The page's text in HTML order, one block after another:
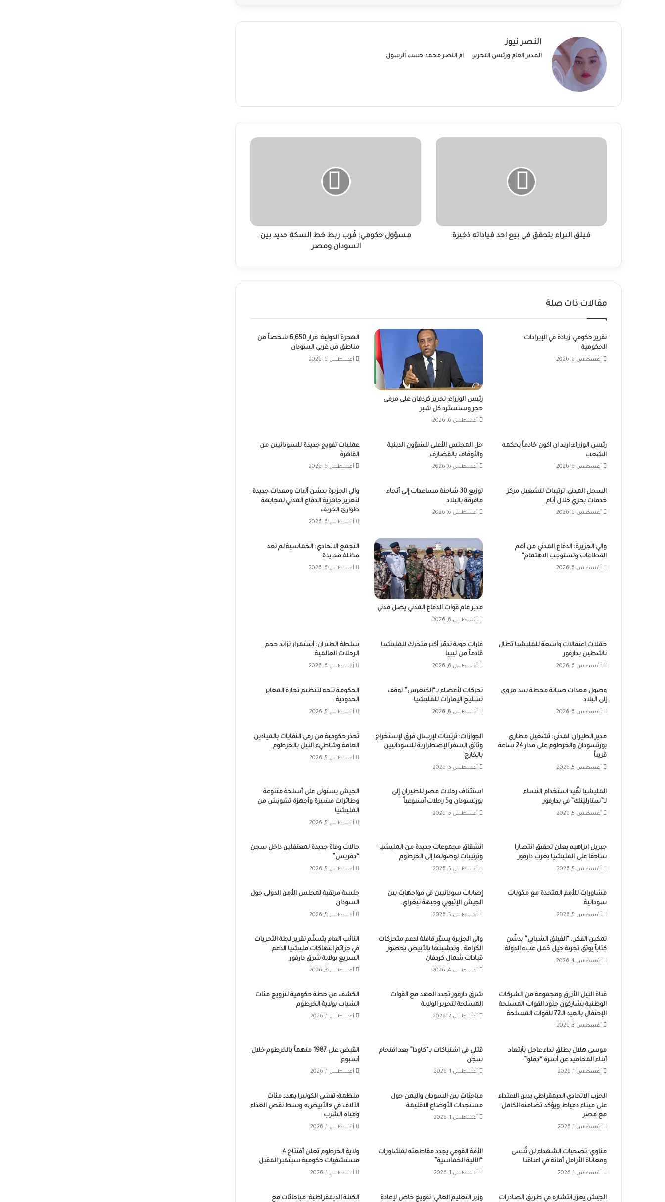
النصر نيوز
المدير العام ورئيس التحرير: ام النصر محمد حسب الرسول
فيلق
فيلق البراء يتحقق في بيع احد قياداته ذخيرة
مسؤول
السودان
ومصرمسؤول حكومي: قُرب ربط خط السكة حديد بين
السودان ومصر
مقالات ذات صلة
تقرير حكومي: زيادة في الإيرادات
الحكومية
أغسطس 6, 2026
رئيس الوزراء: تحرير كردفان على مرمى
حجر وسنسترد كل شبر
أغسطس 6, 2026
الهجرة الدولية: فرار 6,650 شخصاً من
مناطق من غربي السودان
أغسطس 6, 2026
رئيس الوزراء: اريد ان اكون خادماً يحكمه
الشعب
أغسطس 6, 2026
حل المجلس الأعلى للشؤون الدينية
والأوقاف بالقضارف
أغسطس 6, 2026
عمليات تفويج جديدة للسودانيين من
القاهرة
أغسطس 6, 2026
السجل المدني: ترتيبات لتشغيل مركز
خدمات بحري خلال أيام
أغسطس 6, 2026
توزيع 30 شاحنة مساعدات إلى أنحاء
مافرقة بالبلاد
أغسطس 6, 2026
والي الجزيرة يدشن آليات ومعدات جديدة
لتعزيز جاهزية الدفاع المدني لمجابهة
طوارئ الخريف
أغسطس 6, 2026
والي الجزيرة: الدفاع المدني من أهم
القطاعات وتستوجب الاهتمام”
أغسطس 6, 2026
مدير عام قوات الدفاع المدني يصل مدني
أغسطس 6, 2026
التجمع الاتحادي: الخماسية لم تعد
مظلة محايدة
أغسطس 6, 2026
حملات اعتقالات واسعة للمليشيا تطال
ناشطين بدارفور
أغسطس 6, 2026
غارات جوية تدمّر أكبر متحرك للمليشيا
قادماً من ليبيا
أغسطس 6, 2026
سلطة الطيران: أستمرار تزايد حجم
الرحلات العالمية
أغسطس 6, 2026
وصول معدات صيانة محطة سد مروي
إلى البلاد
أغسطس 6, 2026
تحركات لأعضاء بـ“الكنغرس” لوقف
تسليح الإمارات للمليشيا
أغسطس 6, 2026
الحكومة تتجه لتنظيم تجارة المعابر
الحدودية
أغسطس 5, 2026
مدير الطيران المدني: تشغيل مطاري
بورتسودان والخرطوم على مدار 24 ساعة
قريباً
أغسطس 5, 2026
الجوازات: ترتيبات لإرسال فرق لإستخراج
وثائق السفر الإضطرارية للسودانيين
بالخارج
أغسطس 5, 2026
تحذر حكومية من رمي النفايات بالميادين
العامة وشاطيء النيل بالخرطوم
أغسطس 5, 2026
المليشيا تقّيد استخدام النساء
لـ”ستارلينك” في بدارفور
أغسطس 5, 2026
استئناف رحلات مصر للطيران إلى
بورتسودان و5 رحلات أسبوعياً
أغسطس 5, 2026
الجيش يستولى على أسلحة متنوعة
وطائرات مسيرة وأجهزة تشويش من
المليشيا
أغسطس 5, 2026
جبريل ابراهيم يعلن تحقيق انتصارا
ساحقا على المليشيا بغرب دارفور
أغسطس 5, 2026
انشقاق مجموعات جديدة من المليشيا
وترتيبات لوصولها إلى الخرطوم
أغسطس 5, 2026
حالات وفاة جديدة لمعتقلين داخل سجن
“دقريس”
أغسطس 5, 2026
مشاورات للأمم المتحدة مع مكونات
سودانية
أغسطس 5, 2026
إصابات سودانيين في مواجهات بين
الجيش الإثيوبي وجبهة تيغراي
أغسطس 5, 2026
جلسة مرتقبة لمجلس الأمن الدولى حول
السودان
أغسطس 5, 2026
تمكين الفكر.. “الفيلق الشبابي” يدشّن
كتاباً يوثق تجربة جيل حُمل عبء الدولة
أغسطس 4, 2026
والي الجزيرة يسيّر قافلة لدعم متحركات
الكرامة.. وتدشينها بالأبيض بحضور
قيادات شمال كردفان
أغسطس 4, 2026
النائب العام يتسلّم تقرير لجنة التحريات
في جرائم انتهاكات مليشيا الدعم
السريع بولاية شرق دارفور
أغسطس 3, 2026
قناة النيل الأزرق ومجموعة من الشركات
الوطنية يشاركون جنود القوات المسلحة
الإحتفال بالعيد الـ72 للقوات المسلحة
أغسطس 3, 2026
شرق دارفور تجدد العهد مع القوات
المسلحة لتحرير الولاية
أغسطس 2, 2026
الكشف عن خطة حكومية لتزويج مئات
الشباب بولاية الخرطوم
أغسطس 1, 2026
موسى هلال يطلق نداء عاجل بأبتعاد
أبناء المحاميد عن أسرة “دقلو”
أغسطس 1, 2026
قتلى في اشتباكات بـ“كاودا” بعد اقتحام
سجن
أغسطس 1, 2026
القبض على 1987 متهماً بالخرطوم خلال
أسبوع
أغسطس 1, 2026
الحزب الاتحادي الديمقراطي يدين الاعتداء
على ميناء دمياط ويؤكد تضامنه الكامل
مع مصر
أغسطس 1, 2026
مباحثات بين السودان واليمن حول
مستجدات الأوضاع الاقليمة
أغسطس 1, 2026
منظمة: تفشي الكوليرا يهدد مئات
الآلاف في «الأبيض» وسط نقص الغذاء
ومياه الشرب
أغسطس 1, 2026
مناوي: تضحيات الشهداء لن تُنسى
ومعاناة الأرامل أمانة في اعناقنا
أغسطس 1, 2026
الأمة القومي يجدد مقاطعته لمشاورات
“الآلية الخماسية”
أغسطس 1, 2026
ولاية الخرطوم تعلن أفتتاح 4
مستشفيات حكومية سبتمبر المقبل
أغسطس 1, 2026
الجيش يعزز انتشاره في طريق الصادرات وزير التعليم العالي: تفويج خاص لإعادة الكتلة الديمقراطية: مباحاثات مع